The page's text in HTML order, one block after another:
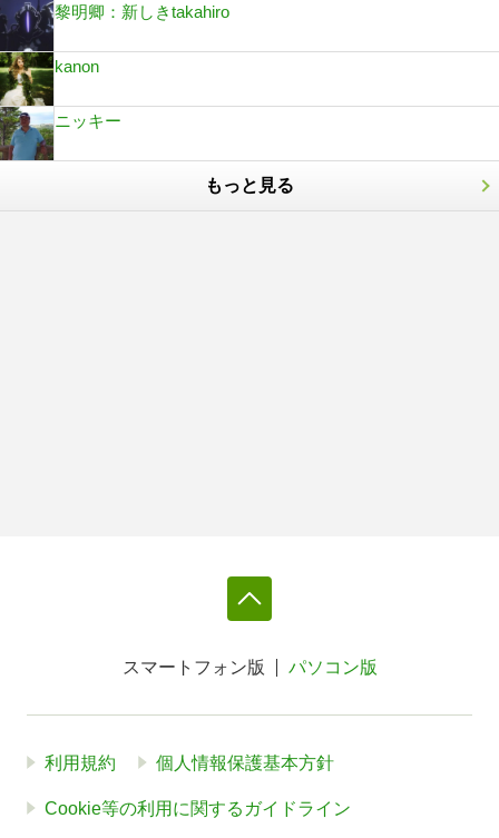
黎明卿：新しきtakahiro
kanon
ニッキー
もっと見る
スマートフォン版 パソコン版
利用規約 個人情報保護基本方針
Cookie等の利用に関するガイドライン